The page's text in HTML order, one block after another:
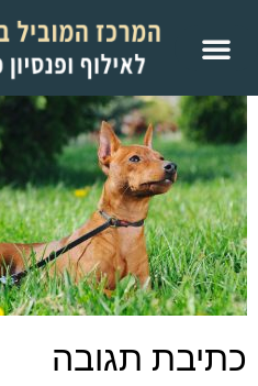
כתיבת תגובה